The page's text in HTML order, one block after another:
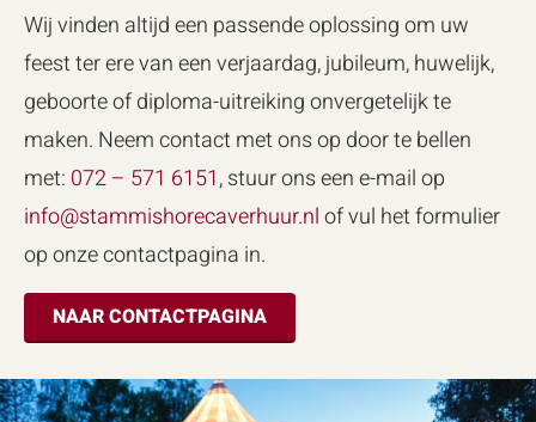
Wij vinden altijd een passende oplossing om uw
feest ter ere van een verjaardag, jubileum, huwelijk,
geboorte of diploma-uitreiking onvergetelijk te
maken. Neem contact met ons op door te bellen
met: 072 – 571 6151, stuur ons een e-mail op
info@stammishorecaverhuur.nlof vul het formulier
op onze contactpagina in.
NAAR CONTACTPAGINA